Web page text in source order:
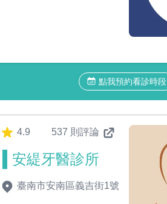
點我預約看診時段
4.9 537 則評論
安緹牙醫診所
臺南市安南區義吉街1號